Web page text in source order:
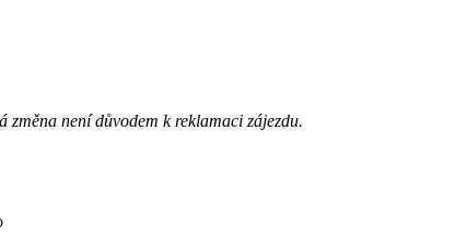
není důvodem k reklamaci zájezdu.